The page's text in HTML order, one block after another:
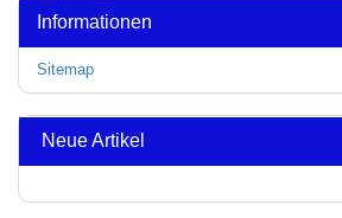
Informationen
Sitemap
Neue Artikel